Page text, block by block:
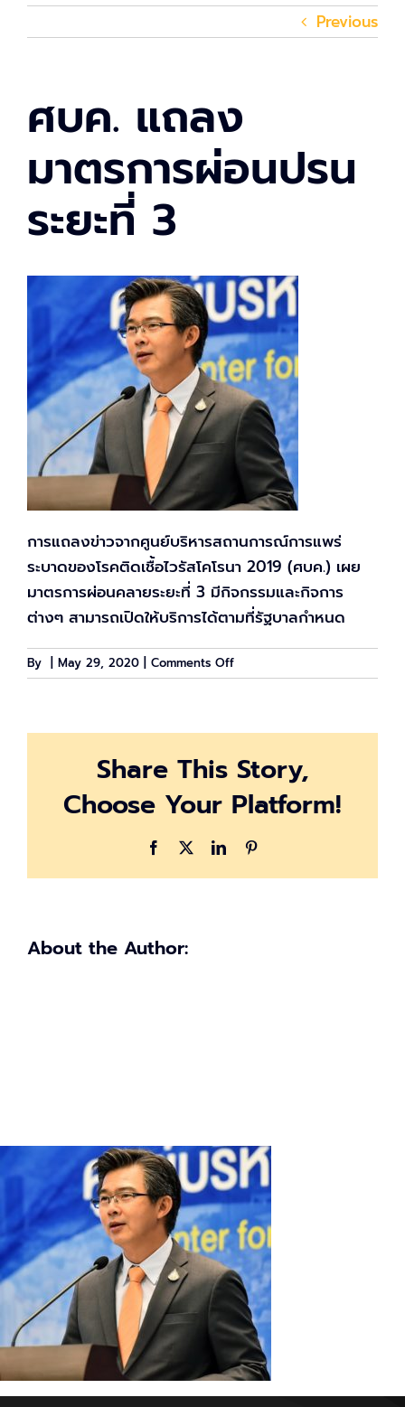
Previous
ศบค. แถลง
มาตรการผ่อนปรน
ระยะที่ 3
การแถลงข่าวจากศูนย์บริหารสถานการณ์การแพร่
ระบาดของโรคติดเชื้อไวรัสโคโรนา 2019 (ศบค.) เผย
มาตรการผ่อนคลายระยะที่ 3 มีกิจกรรมและกิจการ
ต่างๆ สามารถเปิดให้บริการได้ตามที่รัฐบาลกำหนด
By May 29, 2020 Comments Offon
ศบค.
ปรน
ระยะ
ที่
Share This Story,
Choose Your Platform!
Facebook LinkedIn
About the Author: